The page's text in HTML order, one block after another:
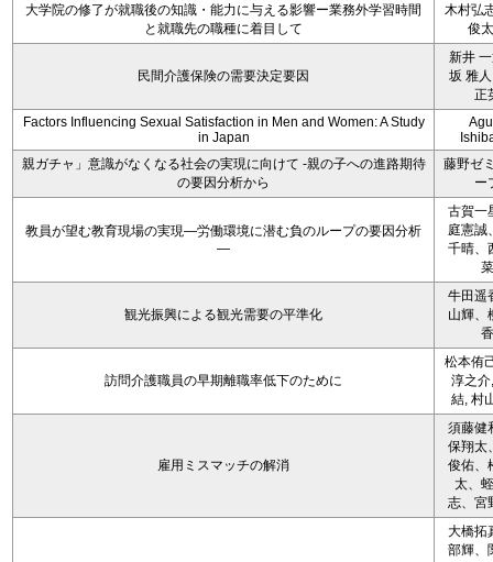
大学院の修了が就職後の知識・能力に与える影響ー業務外学習時間
と就職先の職種に着目して
木村弘
俊
民間介護保険の需要決定要因
新井
坂 雅
正
Factors Influencing Sexual Satisfaction in Men and Women: A Study
in Japan
親ガチャ」意識がなくなる社会の実現に向けて -親の子への進路期待
の要因分析から
藤野ゼ
ー
教員が望む教育現場の実現―労働環境に潜む負のループの要因分析
―
古賀一
庭憲誠
千晴、
菜
観光振興による観光需要の平準化
牛田遥
山輝、
香
訪問介護職員の早期離職率低下のために
松本侑
淳之介
結, 村
雇用ミスマッチの解消
須藤健
保翔太
俊佑、
太、
志、宮
大橋拓
部輝、